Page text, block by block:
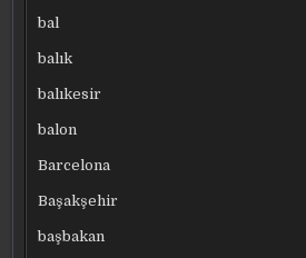
bal
balık
balıkesir
balon
Barcelona
Başakşehir
başbakan